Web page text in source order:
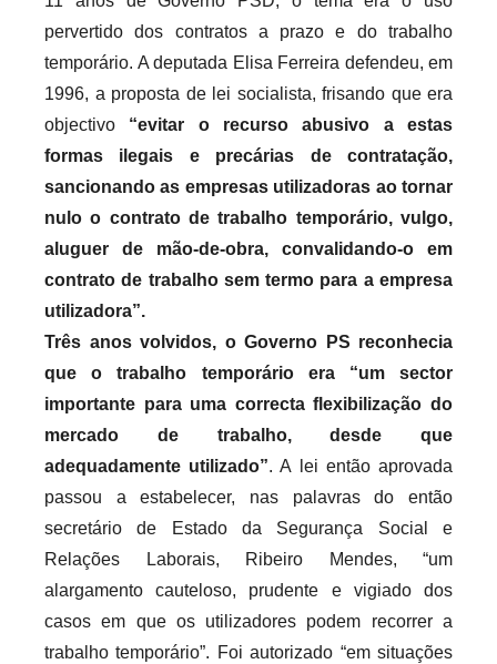
pervertido dos contratos a prazo e do trabalho
temporário. A deputada Elisa Ferreira defendeu, em
1996, a proposta de lei socialista, frisando que era
objectivo “evitar o recurso abusivo a estas
formas ilegais e precárias de contratação,
sancionando as empresas utilizadoras ao tornar
nulo o contrato de trabalho temporário, vulgo,
aluguer de mão-de-obra, convalidando-o em
contrato de trabalho sem termo para a empresa
utilizadora”.
Três anos volvidos, o Governo PS reconhecia
que o trabalho temporário era “um sector
importante para uma correcta flexibilização do
mercado de trabalho, desde que
adequadamente utilizado”. A lei então aprovada
passou a estabelecer, nas palavras do então
secretário de Estado da Segurança Social e
Relações Laborais, Ribeiro Mendes, “um
alargamento cauteloso, prudente e vigiado dos
casos em que os utilizadores podem recorrer a
trabalho temporário”. Foi autorizado “em situações